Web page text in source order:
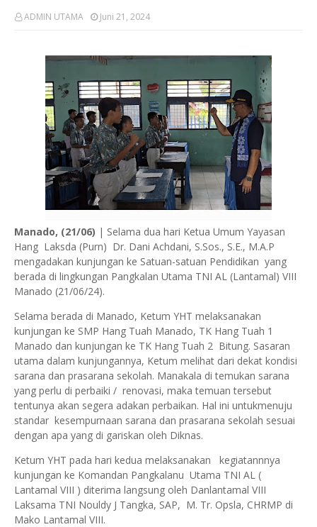
ADMIN UTAMA Juni 21, 2024
Manado, (21/06) | Selama dua hari Ketua Umum Yayasan
Hang Laksda (Purn) Dr. Dani Achdani, S.Sos., S.E., M.A.P
mengadakan kunjungan ke Satuan-satuan Pendidikan yang
berada di lingkungan Pangkalan Utama TNI AL (Lantamal) VIII
Manado (21/06/24).
Selama berada di Manado, Ketum YHT melaksanakan
kunjungan ke SMP Hang Tuah Manado, TK Hang Tuah 1
Manado dan kunjungan ke TK Hang Tuah 2 Bitung. Sasaran
utama dalam kunjungannya, Ketum melihat dari dekat kondisi
sarana dan prasarana sekolah. Manakala di temukan sarana
yang perlu di perbaiki / renovasi, maka temuan tersebut
tentunya akan segera adakan perbaikan. Hal ini untukmenuju
standar kesempurnaan sarana dan prasarana sekolah sesuai
dengan apa yang di gariskan oleh Diknas.
Ketum YHT pada hari kedua melaksanakan kegiatannnya
kunjungan ke Komandan Pangkalanu Utama TNI AL (
Lantamal VIII ) diterima langsung oleh Danlantamal VIII
Laksama TNI Nouldy J Tangka, SAP, M. Tr. Opsla, CHRMP di
Mako Lantamal VIII.